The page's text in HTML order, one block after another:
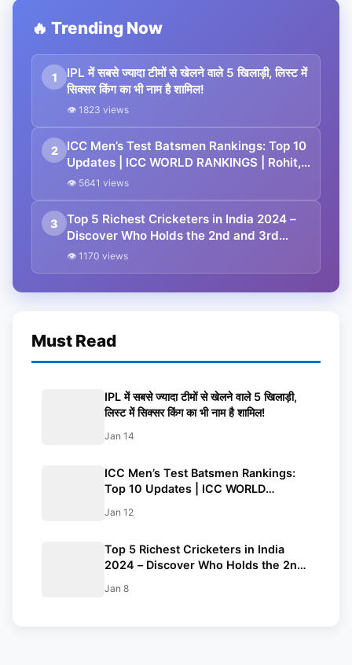
🔥 Trending Now
1
IPL में सबसे ज्यादा टीमों से खेलने वाले 5 खिलाड़ी, लिस्ट में
सिक्सर किंग का भी नाम है शामिल!
👁 1823 views
2
ICC Men’s Test Batsmen Rankings: Top 10
Updates | ICC WORLD RANKINGS | Rohit,
Kohli and Babar in List!
👁 5641 views
3
Top 5 Richest Cricketers in India 2024 –
Discover Who Holds the 2nd and 3rd
Spots!”
👁 1170 views
Must Read
IPL में सबसे ज्यादा टीमों से खेलने वाले 5 खिलाड़ी,
लिस्ट में सिक्सर किंग का भी नाम है शामिल!
Jan 14
ICC Men’s Test Batsmen Rankings:
Top 10 Updates | ICC WORLD
List!
Jan 12
Top 5 Richest Cricketers in India
2024 – Discover Who Holds the 2nd
Jan 8